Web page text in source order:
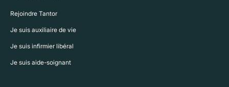
Rejoindre Tantor
Je suis auxiliaire de vie
Je suis infirmier libéral
Je suis aide-soignant